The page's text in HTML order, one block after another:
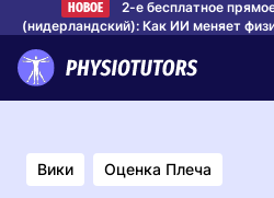
НОВОЕ
2-е бесплатное
(нидерландский): Как ИИ меняет
Вики Оценка Плеча